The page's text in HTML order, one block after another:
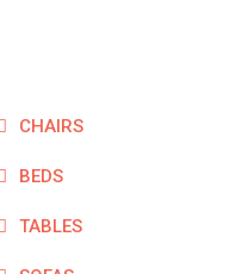
CHAIRS
BEDS
TABLES